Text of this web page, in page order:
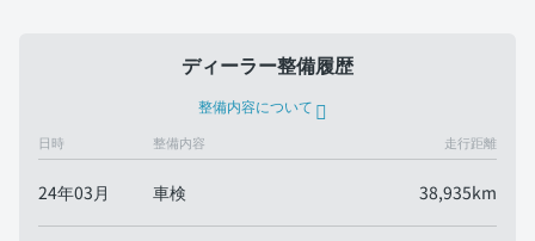
ディーラー整備履歴
整備内容について
日時 整備内容 走行距離
24年03月 車検 38,935km